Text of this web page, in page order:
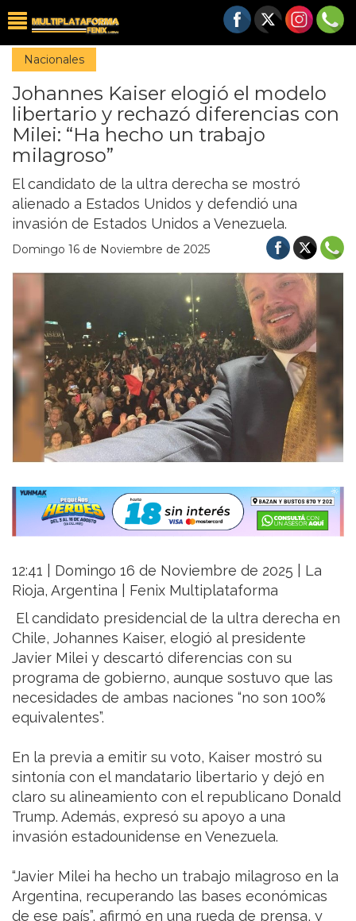
Nacionales
Johannes Kaiser elogió el modelo
libertario y rechazó diferencias con
Milei: “Ha hecho un trabajo
milagroso”
El candidato de la ultra derecha se mostró
alienado a Estados Unidos y defendió una
invasión de Estados Unidos a Venezuela.
Domingo 16 de Noviembre de 2025
12:41 | Domingo 16 de Noviembre de 2025 | La
Rioja, Argentina | Fenix Multiplataforma
El candidato presidencial de la ultra derecha en
Chile, Johannes Kaiser, elogió al presidente
Javier Milei y descartó diferencias con su
programa de gobierno, aunque sostuvo que las
necesidades de ambas naciones “no son 100%
equivalentes”.
En la previa a emitir su voto, Kaiser mostró su
sintonía con el mandatario libertario y dejó en
claro su alineamiento con el republicano Donald
Trump. Además, expresó su apoyo a una
invasión estadounidense en Venezuela.
“Javier Milei ha hecho un trabajo milagroso en la
Argentina, recuperando las bases económicas
de ese país”, afirmó en una rueda de prensa, y